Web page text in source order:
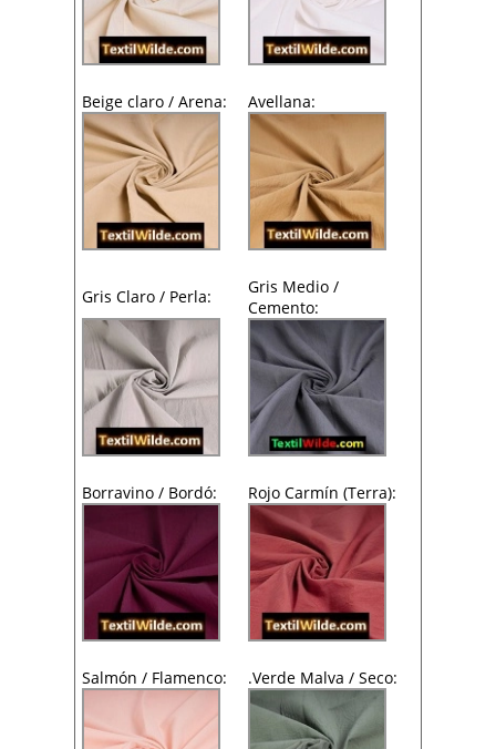
Beige claro / Arena: Avellana:
Gris Claro / Perla:
Gris Medio /
Cemento:
Borravino / Bordó: Rojo Carmín (Terra):
Salmón / Flamenco: .Verde Malva / Seco: